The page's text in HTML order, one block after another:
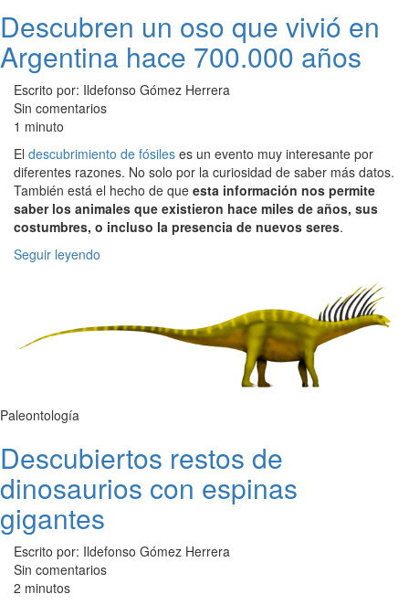
Descubren un oso que vivió en
Argentina hace 700.000 años
Escrito por: Ildefonso Gómez Herrera
Sin comentarios
1 minuto
El descubrimiento de fósiles es un evento muy interesante por
diferentes razones. No solo por la curiosidad de saber más datos.
También está el hecho de que esta información nos permite
saber los animales que existieron hace miles de años, sus
costumbres, o incluso la presencia de nuevos seres.
Seguir leyendo
Paleontología
Descubiertos restos de
dinosaurios con espinas
gigantes
Escrito por: Ildefonso Gómez Herrera
Sin comentarios
2 minutos